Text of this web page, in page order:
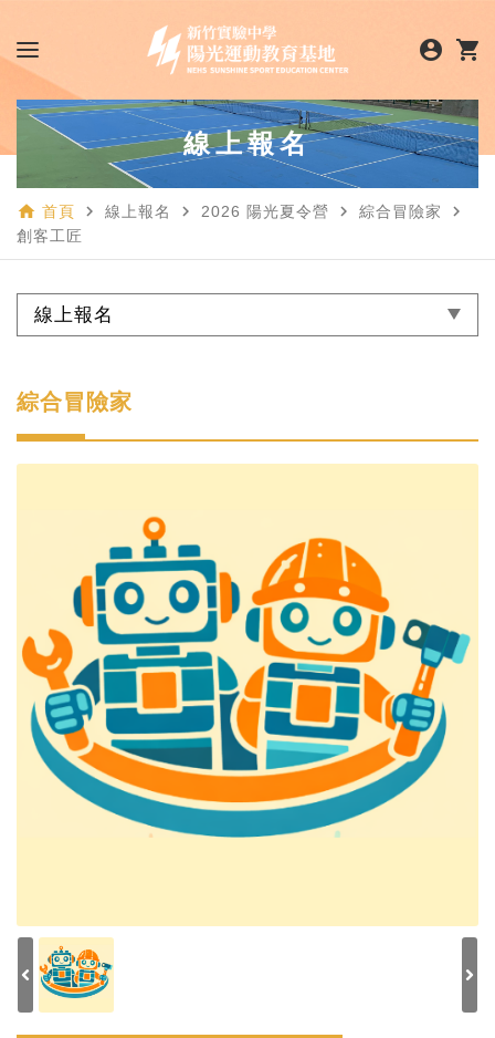
account_circle shopping_cart
線上報名
home 首頁 navigate_next 線上報名 navigate_next 2026 陽光夏令營 navigate_next 綜合冒險家 navigate_next
創客工匠
線上報名
綜合冒險家